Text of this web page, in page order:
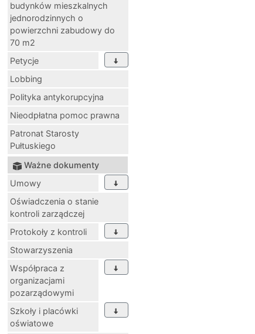
budynków mieszkalnych
jednorodzinnych o
powierzchni zabudowy do
70 m2
Petycje
Lobbing
Polityka antykorupcyjna
Nieodpłatna pomoc prawna
Patronat Starosty
Pułtuskiego
Ważne dokumenty
Umowy
Oświadczenia o stanie
kontroli zarządczej
Protokoły z kontroli
Stowarzyszenia
Współpraca z
organizacjami
pozarządowymi
Szkoły i placówki
oświatowe